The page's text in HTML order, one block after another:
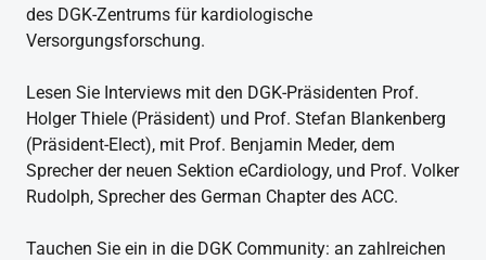
des DGK-Zentrums für kardiologische
Versorgungsforschung.
Lesen Sie Interviews mit den DGK-Präsidenten Prof.
Holger Thiele (Präsident) und Prof. Stefan Blankenberg
(Präsident-Elect), mit Prof. Benjamin Meder, dem
Sprecher der neuen Sektion eCardiology, und Prof. Volker
Rudolph, Sprecher des German Chapter des ACC.
Tauchen Sie ein in die DGK Community: an zahlreichen